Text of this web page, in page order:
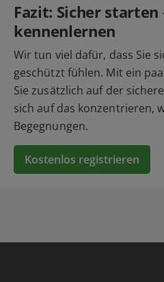
Fazit: Sicher
kennenlernen
Wir tun viel dafür, dass Sie
geschützt fühlen. Mit ein
Sie zusätzlich auf der
sich auf das konzentrieren,
Begegnungen.
Kostenlos registrieren